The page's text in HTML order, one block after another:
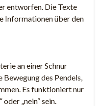
entworfen. Die Texte
Informationen über den
an einer Schnur
Bewegung des Pendels,
Es funktioniert nur
„nein“ sein.